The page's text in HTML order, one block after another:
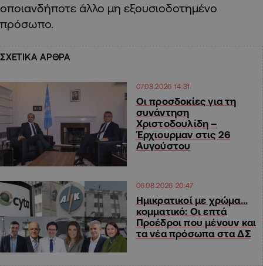
οποιανδήποτε άλλο μη εξουσιοδοτημένο
πρόσωπο.
ΣΧΕΤΙΚΑ ΑΡΘΡΑ
07.08.2026 14:31
Οι προσδοκίες για τη
συνάντηση
Χριστοδουλίδη –
Έρχιουρμαν στις 26
Αυγούστου
06.08.2026 20:47
Ημικρατικοί με χρώμα…
κομματικό: Οι επτά
Προέδροι που μένουν και
τα νέα πρόσωπα στα ΔΣ